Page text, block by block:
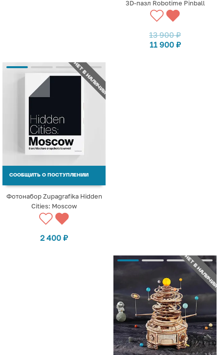
3D-пазл Robotime Pinball
13 900₽
11 900 ₽
НЕТ В НАЛИЧИИ
СООБЩИТЬ О ПОСТУПЛЕНИИ
Фотонабор Zupagrafika Hidden
Cities: Moscow
2 400 ₽
НЕТ В НАЛИЧИИ